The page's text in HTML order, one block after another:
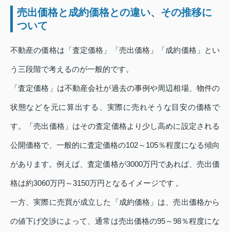
売出価格と成約価格との違い、その推移に
ついて
不動産の価格は「査定価格」「売出価格」「成約価格」とい
う三段階で考えるのが一般的です。
「査定価格」は不動産会社が過去の事例や周辺相場、物件の
状態などを元に算出する、実際に売れそうな目安の価格で
す。「売出価格」はその査定価格より少し高めに設定される
公開価格で、一般的に査定価格の102～105％程度になる傾向
があります。例えば、査定価格が3000万円であれば、売出価
格は約3060万円～3150万円となるイメージです 。
一方、実際に売買が成立した「成約価格」は、売出価格から
の値下げ交渉によって、通常は売出価格の95～98％程度にな